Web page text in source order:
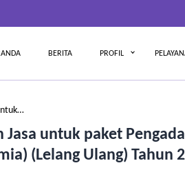
BERITA PROFIL
Jasa untuk paket
(Lelang Ulang) Tahun